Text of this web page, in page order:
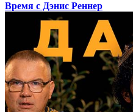
Время с Дэнис Реннер